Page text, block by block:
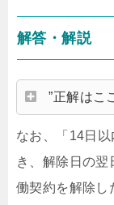
解答・解説
”正解はこ
なお、「14日
き、解除日の
働契約を解除し